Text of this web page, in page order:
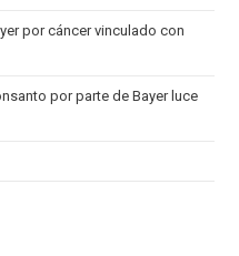
por cáncer vinculado con
por parte de Bayer luce